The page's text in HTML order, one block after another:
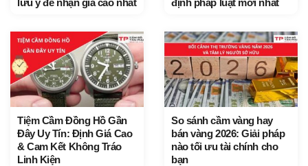
lưu ý để nhận giá cao nhất
định pháp luật mới nhất
Tiệm Cầm Đồng Hồ Gần
Đây Uy Tín: Định Giá Cao
& Cam Kết Không Tráo
Linh Kiện
So sánh cầm vàng hay
bán vàng 2026: Giải pháp
nào tối ưu tài chính cho
bạn